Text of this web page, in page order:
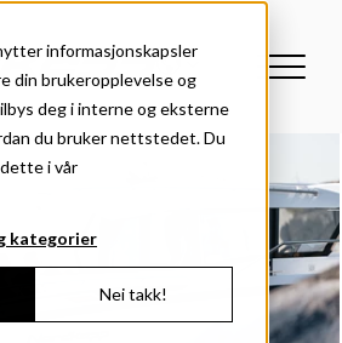
informasjonskapsler
din brukeropplevelse og
deg i interne og eksterne
du bruker nettstedet. Du
i vår
kategorier
Nei takk!